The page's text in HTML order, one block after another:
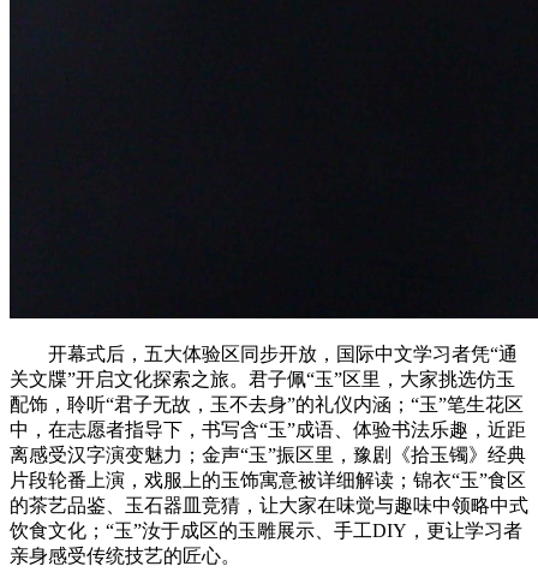
开幕式后，五大体验区同步开放，国际中文学习者凭“通
关文牒”开启文化探索之旅。君子佩“玉”区里，大家挑选仿玉
配饰，聆听“君子无故，玉不去身”的礼仪内涵；“玉”笔生花区
中，在志愿者指导下，书写含“玉”成语、体验书法乐趣，近距
离感受汉字演变魅力；金声“玉”振区里，豫剧《拾玉镯》经典
片段轮番上演，戏服上的玉饰寓意被详细解读；锦衣“玉”食区
的茶艺品鉴、玉石器皿竞猜，让大家在味觉与趣味中领略中式
饮食文化；“玉”汝于成区的玉雕展示、手工DIY，更让学习者
亲身感受传统技艺的匠心。